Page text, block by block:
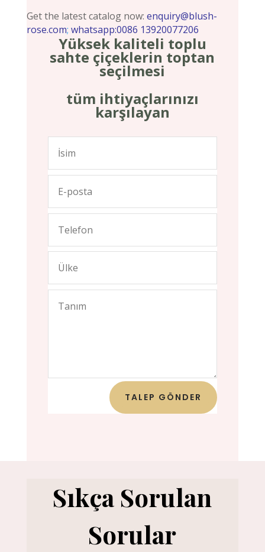
Get the latest catalog now: enquiry@blush-
rose.com; whatsapp:0086 13920077206
Yüksek kaliteli toplu
sahte çiçeklerin toptan
seçilmesi
tüm ihtiyaçlarınızı
karşılayan
TALEP GÖNDER
Sıkça Sorulan
Sorular